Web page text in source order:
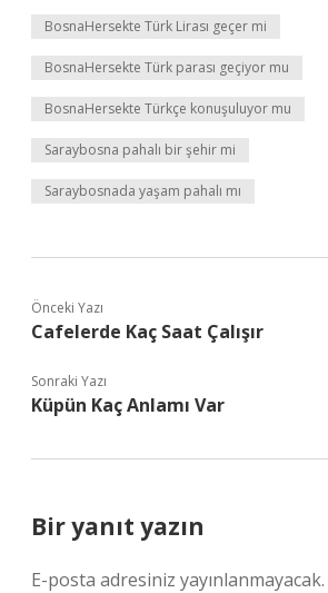
BosnaHersekte Türk Lirası geçer mi
BosnaHersekte Türk parası geçiyor mu
BosnaHersekte Türkçe konuşuluyor mu
Saraybosna pahalı bir şehir mi
Saraybosnada yaşam pahalı mı
Önceki Yazı
Cafelerde Kaç Saat Çalışır
Sonraki Yazı
Küpün Kaç Anlamı Var
Bir yanıt yazın
E-posta adresiniz yayınlanmayacak.